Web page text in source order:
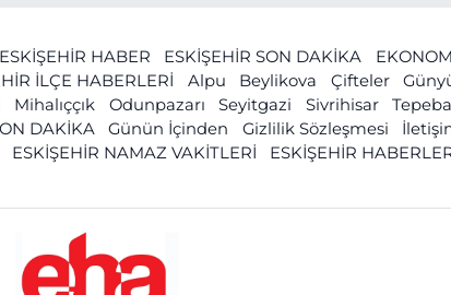
ESKİŞEHİR HABER ESKİŞEHİR SON DAKİKA
İLÇE HABERLERİ
Alpu Beylikova Çifteler
Mihalıççık Odunpazarı Seyitgazi Sivrihisar
DAKİKA
Günün İçinden Gizlilik Sözleşmesi
ESKİŞEHİR NAMAZ VAKİTLERİ
ESKİŞEHİR